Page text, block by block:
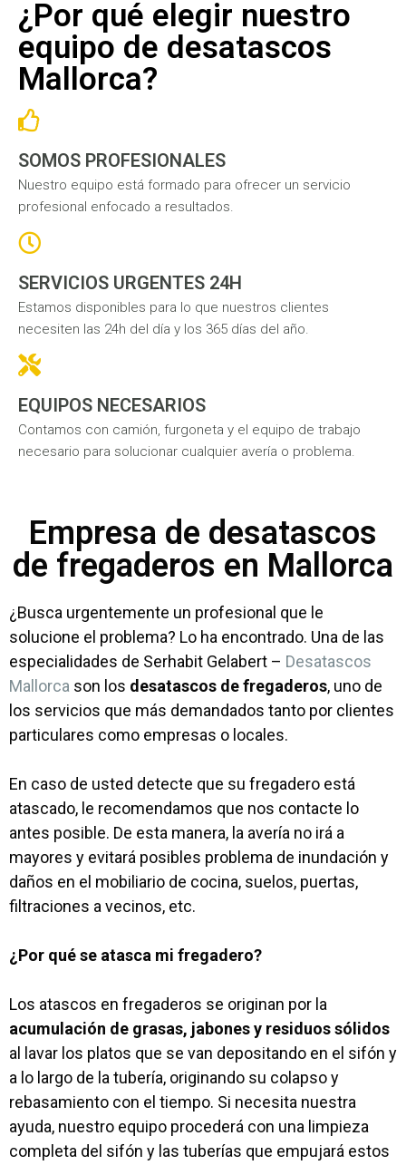
¿Por qué elegir nuestro
equipo de desatascos
Mallorca?
SOMOS PROFESIONALES
Nuestro equipo está formado para ofrecer un servicio
profesional enfocado a resultados.
SERVICIOS URGENTES 24H
Estamos disponibles para lo que nuestros clientes
necesiten las 24h del día y los 365 días del año.
EQUIPOS NECESARIOS
Contamos con camión, furgoneta y el equipo de trabajo
necesario para solucionar cualquier avería o problema.
Empresa de desatascos
de fregaderos en Mallorca
¿Busca urgentemente un profesional que le
solucione el problema? Lo ha encontrado. Una de las
especialidades de Serhabit Gelabert – Desatascos
Mallorca son los desatascos de fregaderos, uno de
los servicios que más demandados tanto por clientes
particulares como empresas o locales.
En caso de usted detecte que su fregadero está
atascado, le recomendamos que nos contacte lo
antes posible. De esta manera, la avería no irá a
mayores y evitará posibles problema de inundación y
daños en el mobiliario de cocina, suelos, puertas,
filtraciones a vecinos, etc.
¿Por qué se atasca mi fregadero?
Los atascos en fregaderos se originan por la
acumulación de grasas, jabones y residuos sólidos
al lavar los platos que se van depositando en el sifón y
a lo largo de la tubería, originando su colapso y
rebasamiento con el tiempo. Si necesita nuestra
ayuda, nuestro equipo procederá con una limpieza
completa del sifón y las tuberías que empujará estos